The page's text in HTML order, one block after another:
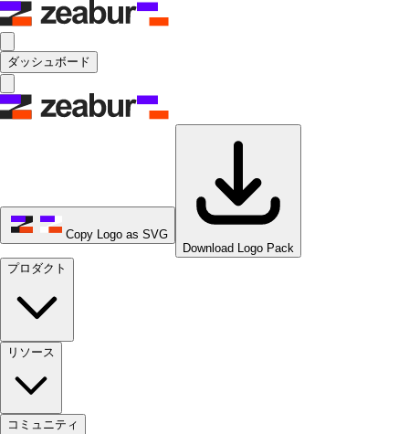
ダッシュボード
Copy Logo as SVG
Download Logo Pack
プロダクト
リソース
コミュニティ